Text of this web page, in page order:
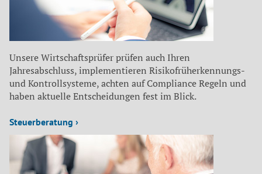
Unsere Wirtschaftsprüfer prüfen auch Ihren
Jahresabschluss, implementieren Risikofrüherkennungs-
und Kontrollsysteme, achten auf Compliance Regeln und
haben aktuelle Entscheidungen fest im Blick.
Steuerberatung ›